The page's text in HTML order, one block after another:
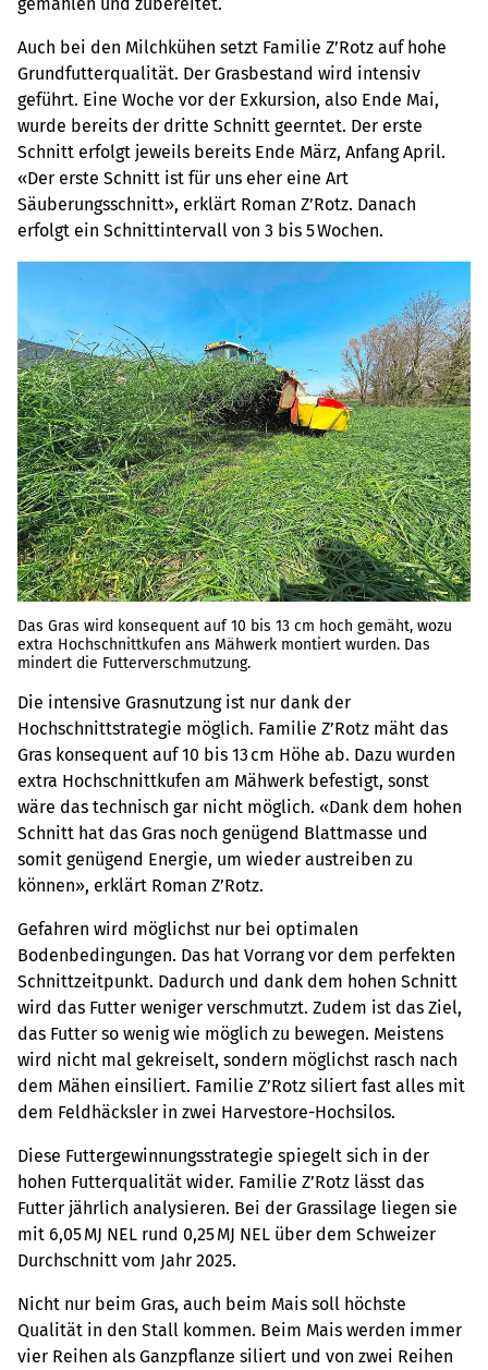
Auch bei den Milchkühen setzt Familie Z’Rotz auf hohe
Grundfutterqualität. Der Grasbestand wird intensiv
geführt. Eine Woche vor der Exkursion, also Ende Mai,
wurde bereits der dritte Schnitt geerntet. Der erste
Schnitt erfolgt jeweils bereits Ende März, Anfang April.
«Der erste Schnitt ist für uns eher eine Art
Säuberungsschnitt», erklärt Roman Z’Rotz. Danach
erfolgt ein Schnittintervall von 3 bis 5 Wochen.
Das Gras wird konsequent auf 10 bis 13 cm hoch gemäht, wozu
extra Hochschnittkufen ans Mähwerk montiert wurden. Das
mindert die Futterverschmutzung.
Die intensive Grasnutzung ist nur dank der
Hochschnittstrategie möglich. Familie Z’Rotz mäht das
Gras konsequent auf 10 bis 13 cm Höhe ab. Dazu wurden
extra Hochschnittkufen am Mähwerk befestigt, sonst
wäre das technisch gar nicht möglich. «Dank dem hohen
Schnitt hat das Gras noch genügend Blattmasse und
somit genügend Energie, um wieder austreiben zu
können», erklärt Roman Z’Rotz.
Gefahren wird möglichst nur bei optimalen
Bodenbedingungen. Das hat Vorrang vor dem perfekten
Schnittzeitpunkt. Dadurch und dank dem hohen Schnitt
wird das Futter weniger verschmutzt. Zudem ist das Ziel,
das Futter so wenig wie möglich zu bewegen. Meistens
wird nicht mal gekreiselt, sondern möglichst rasch nach
dem Mähen einsiliert. Familie Z’Rotz siliert fast alles mit
dem Feldhäcksler in zwei Harvestore-Hochsilos.
Diese Futtergewinnungsstrategie spiegelt sich in der
hohen Futterqualität wider. Familie Z’Rotz lässt das
Futter jährlich analysieren. Bei der Grassilage liegen sie
mit 6,05 MJ NEL rund 0,25 MJ NEL über dem Schweizer
Durchschnitt vom Jahr 2025.
Nicht nur beim Gras, auch beim Mais soll höchste
Qualität in den Stall kommen. Beim Mais werden immer
vier Reihen als Ganzpflanze siliert und von zwei Reihen